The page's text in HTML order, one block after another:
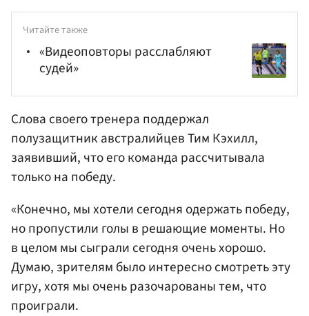
Читайте также
«Видеоповторы расслабляют
судей»
Слова своего тренера поддержал
полузащитник австралийцевТим Кэхилл,
заявивший, что его команда рассчитывала
только на победу.
«Конечно, мы хотели сегодня одержать победу,
но пропустили голы в решающие моменты. Но
в целом мы сыграли сегодня очень хорошо.
Думаю, зрителям было интересно смотреть эту
игру, хотя мы очень разочарованы тем, что
проиграли.